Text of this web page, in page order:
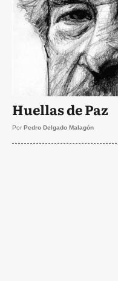
Huellas de Paz
Por Pedro Delgado Malagón